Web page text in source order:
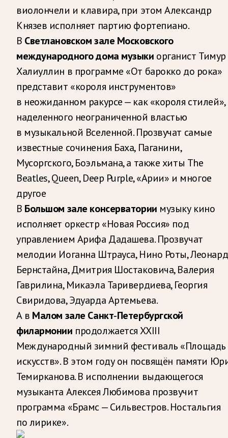
виолончели и клавира, при этом Александр
Князев исполняет партию фортепиано.
В Светлановском зале Московского
международного дома музыки органист Тимур
Халиуллин в программе «От барокко до рока»
представит «короля инструментов»
в неожиданном ракурсе — как «короля стилей»,
наделенного неограниченной властью
в музыкальной Вселенной. Прозвучат самые
известные сочинения Баха, Паганини,
Мусоргского, Боэльмана, а также хиты The
Beatles, Queen, Deep Purple, «Арии» и многое
другое
В Большом зале консерватории музыку кино
исполняет оркестр «Новая Россия» под
управлением Арифа Дадашева. Прозвучат
мелодии Иоганна Штрауса, Нино Роты,
Бернстайна, Дмитрия Шостаковича, Валерия
Гаврилина, Микаэла Таривердиева, Георгия
Свиридова, Эдуарда Артемьева.
А в Малом зале Санкт-Петербургской
филармонии продолжается ХХIII
Международный зимний фестиваль «Площадь
искусств». В этом году он посвящён памяти
Темирканова. В исполнении выдающегося
музыканта Алексея Любимова прозвучит
программа «Брамс — Сильвестров. Ностальгия
по лирике».